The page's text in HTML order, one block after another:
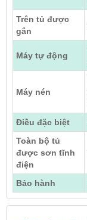
Trên tủ được
gắn
Máy tự động
Máy nén
Điều đặc biệt
Toàn bộ tủ
được sơn tĩnh
điện
Bảo hành